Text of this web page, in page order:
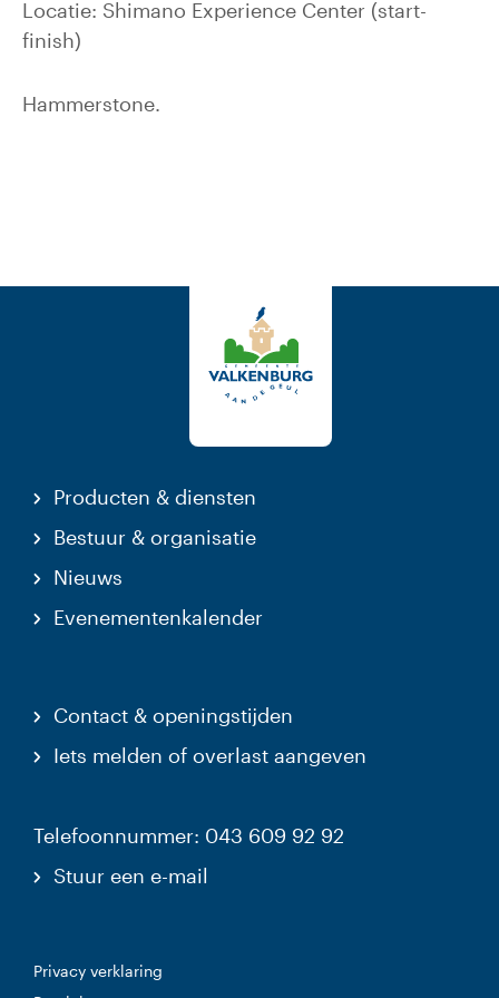
Locatie: Shimano Experience Center (start-
finish)
Hammerstone.
Producten & diensten
Bestuur & organisatie
Nieuws
Evenementenkalender
Contact & openingstijden
Iets melden of overlast aangeven
Telefoonnummer: 043 609 92 92
Stuur een e-mail
Privacy verklaring